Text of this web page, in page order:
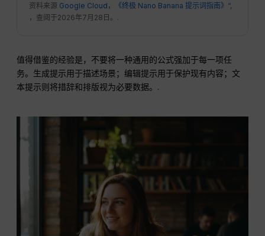
资料来源 Google Cloud，《终极 Nano Banana 提示词指南》“,
，查阅于2026年7月28日。.
值得借鉴的经验是，不要将一种通用的公式强加于每一项任
务。生成提示用于描述场景；编辑提示用于保护现有内容；文
本提示则将措辞和排版视为必要数据。.